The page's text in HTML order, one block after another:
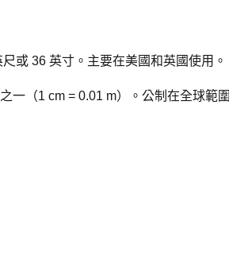
或 36 英寸。主要在美國和英國使用。
一（1 cm = 0.01 m）。公制在全球範圍